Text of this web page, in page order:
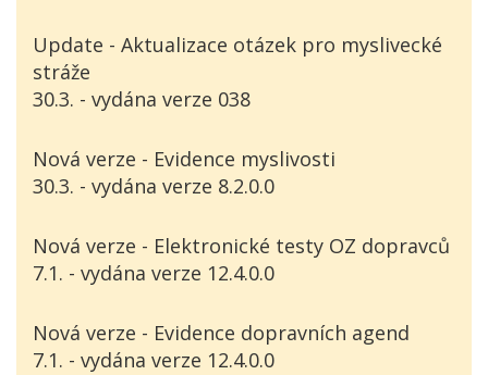
Update - Aktualizace otázek pro myslivecké
stráže
30.3. - vydána verze 038
Nová verze - Evidence myslivosti
30.3. - vydána verze 8.2.0.0
Nová verze - Elektronické testy OZ dopravců
7.1. - vydána verze 12.4.0.0
Nová verze - Evidence dopravních agend
7.1. - vydána verze 12.4.0.0